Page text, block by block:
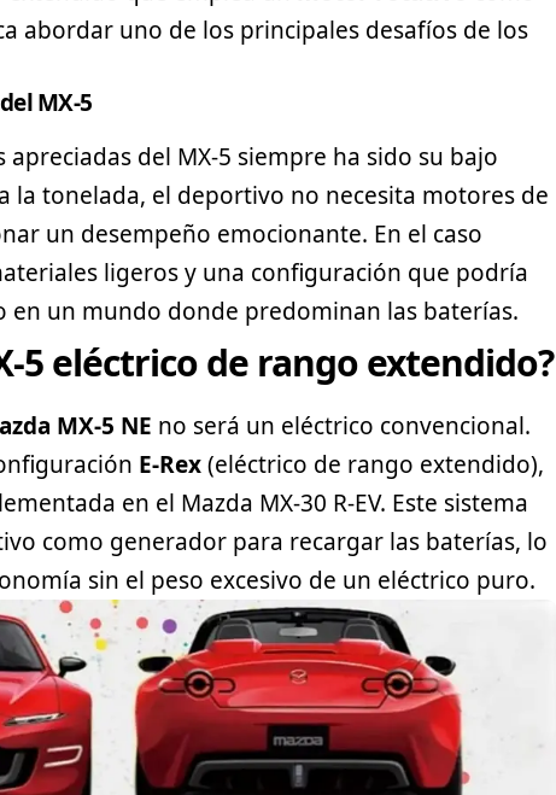
abordar uno de los principales desafíos de los
MX-5
apreciadas del MX-5 siempre ha sido su bajo
la tonelada, el deportivo no necesita motores de
un desempeño emocionante. En el caso
ligeros y una configuración que podría
en un mundo donde predominan las baterías.
5 eléctrico de rango extendido?
MX-5 NE no será un eléctrico convencional.
E-Rex(eléctrico de rango extendido),
en el Mazda MX-30 R-EV. Este sistema
como generador para recargar las baterías, lo
sin el peso excesivo de un eléctrico puro.